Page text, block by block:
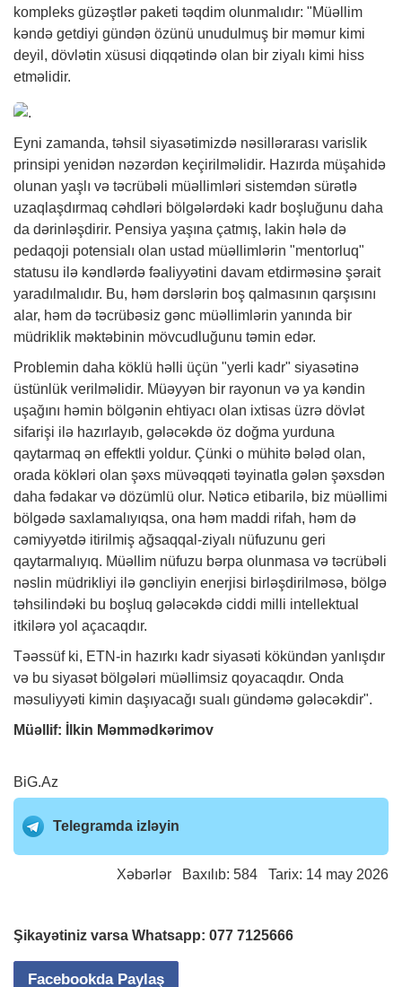
kompleks güzəştlər paketi təqdim olunmalıdır: "Müəllim
kəndə getdiyi gündən özünü unudulmuş bir məmur kimi
deyil, dövlətin xüsusi diqqətində olan bir ziyalı kimi hiss
etməlidir.
Eyni zamanda, təhsil siyasətimizdə nəsillərarası varislik
prinsipi yenidən nəzərdən keçirilməlidir. Hazırda müşahidə
olunan yaşlı və təcrübəli müəllimləri sistemdən sürətlə
uzaqlaşdırmaq cəhdləri bölgələrdəki kadr boşluğunu daha
da dərinləşdirir. Pensiya yaşına çatmış, lakin hələ də
pedaqoji potensialı olan ustad müəllimlərin "mentorluq"
statusu ilə kəndlərdə fəaliyyətini davam etdirməsinə şərait
yaradılmalıdır. Bu, həm dərslərin boş qalmasının qarşısını
alar, həm də təcrübəsiz gənc müəllimlərin yanında bir
müdriklik məktəbinin mövcudluğunu təmin edər.
Problemin daha köklü həlli üçün "yerli kadr" siyasətinə
üstünlük verilməlidir. Müəyyən bir rayonun və ya kəndin
uşağını həmin bölgənin ehtiyacı olan ixtisas üzrə dövlət
sifarişi ilə hazırlayıb, gələcəkdə öz doğma yurduna
qaytarmaq ən effektli yoldur. Çünki o mühitə bələd olan,
orada kökləri olan şəxs müvəqqəti təyinatla gələn şəxsdən
daha fədakar və dözümlü olur. Nəticə etibarilə, biz müəllimi
bölgədə saxlamalıyıqsa, ona həm maddi rifah, həm də
cəmiyyətdə itirilmiş ağsaqqal-ziyalı nüfuzunu geri
qaytarmalıyıq. Müəllim nüfuzu bərpa olunmasa və təcrübəli
nəslin müdrikliyi ilə gəncliyin enerjisi birləşdirilməsə, bölgə
təhsilindəki bu boşluq gələcəkdə ciddi milli intellektual
itkilərə yol açacaqdır.
Təəssüf ki, ETN-in hazırkı kadr siyasəti kökündən yanlışdır
və bu siyasət bölgələri müəllimsiz qoyacaqdır. Onda
məsuliyyəti kimin daşıyacağı sualı gündəmə gələcəkdir".
Müəllif: İlkin Məmmədkərimov
BiG.Az
Telegramda izləyin
Xəbərlər Baxılıb: 584 Tarix: 14 may 2026
Şikayətiniz varsa Whatsapp: 077 7125666
Facebookda Paylaş